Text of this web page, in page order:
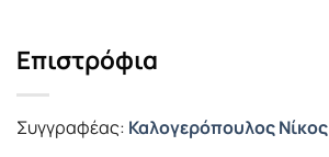
Επιστρόφια
Συγγραφέας: Καλογερόπουλος Νίκος